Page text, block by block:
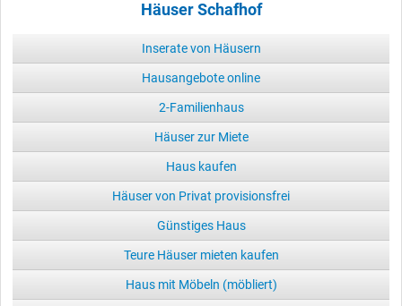
Häuser Schafhof
Inserate von Häusern
Hausangebote online
2-Familienhaus
Häuser zur Miete
Haus kaufen
Häuser von Privat provisionsfrei
Günstiges Haus
Teure Häuser mieten kaufen
Haus mit Möbeln (möbliert)